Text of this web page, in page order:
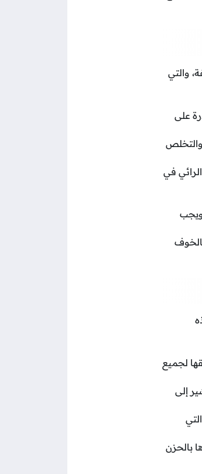
والتي
على
والتخلص
في
ويجب
لجميع
إلى
بالحزن